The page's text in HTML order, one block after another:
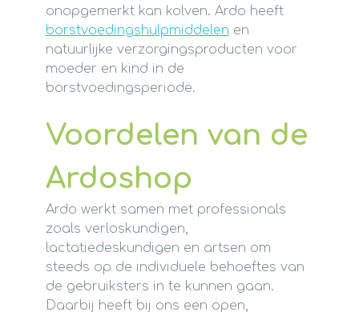
onopgemerkt kan kolven. Ardo heeft
borstvoedingshulpmiddelen en
natuurlijke verzorgingsproducten voor
moeder en kind in de
borstvoedingsperiode.
Voordelen van de
Ardoshop
Ardo werkt samen met professionals
zoals verloskundigen,
lactatiedeskundigen en artsen om
steeds op de individuele behoeftes van
de gebruiksters in te kunnen gaan.
Daarbij heeft bij ons een open,